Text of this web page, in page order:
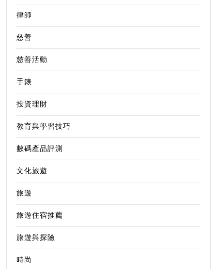
律師
慈善
慈善活動
手錶
投資理財
教育與學習技巧
數碼產品評測
文化旅遊
旅遊
旅遊住宿推薦
旅遊與探險
時尚